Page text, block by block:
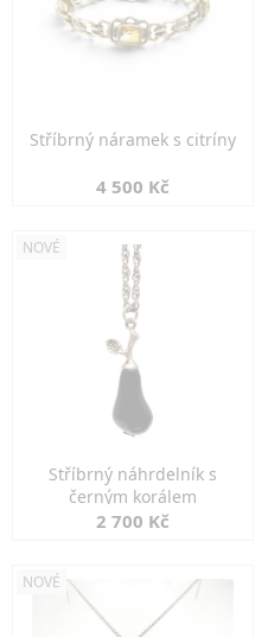
Stříbrný náramek s citríny
4 500 Kč
NOVÉ
Stříbrný náhrdelník s
černým korálem
2 700 Kč
NOVÉ